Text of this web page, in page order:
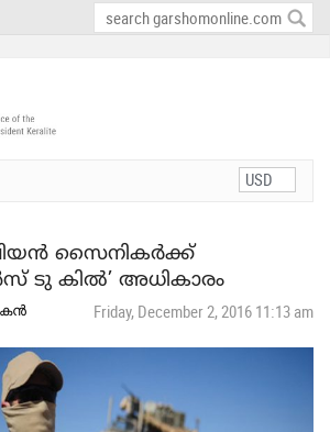
സൈനികര്‍ക്ക്
ടു കില്‍’ അധികാരം
Friday, December 2, 2016 11:13 am